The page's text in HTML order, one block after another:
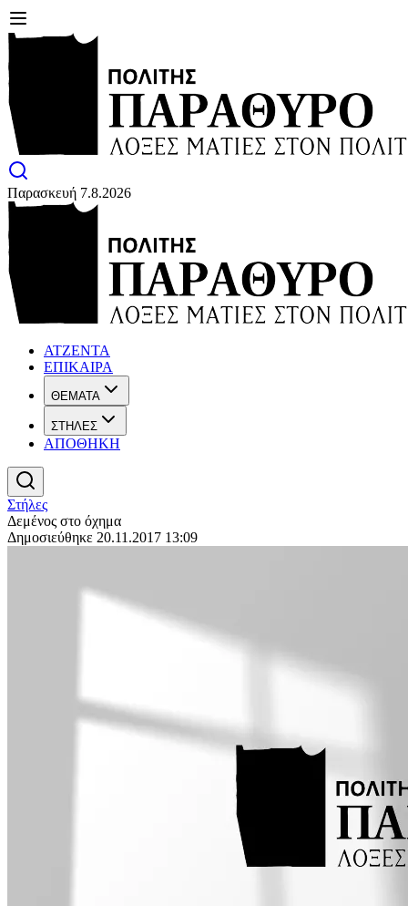
Παρασκευή 7.8.2026
ΑΤΖΕΝΤΑ
ΕΠΙΚΑΙΡΑ
ΘΕΜΑΤΑ
ΣΤΗΛΕΣ
ΑΠΟΘΗΚΗ
Στήλες
Δεμένος στο όχημα
Δημοσιεύθηκε 20.11.2017 13:09